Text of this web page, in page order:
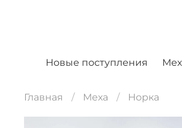
Новые поступления
Главная Меха Норка